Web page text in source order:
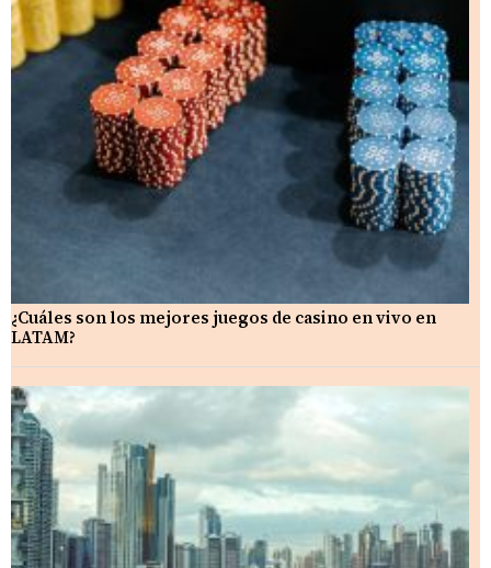
¿Cuáles son los mejores juegos de casino en vivo en
LATAM?